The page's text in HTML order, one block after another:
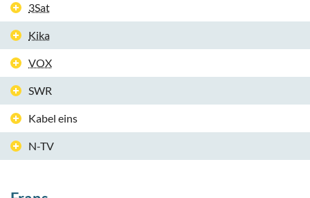
3Sat
Kika
VOX
SWR
Kabel eins
N-TV